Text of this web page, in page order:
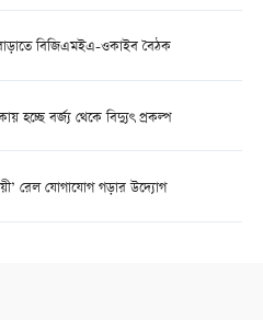
বিজিএমইএ-ওকাইব বৈঠক
হচ্ছে বর্জ্য থেকে বিদ্যুৎ প্রকল্প
রেল যোগাযোগ গড়ার উদ্যোগ